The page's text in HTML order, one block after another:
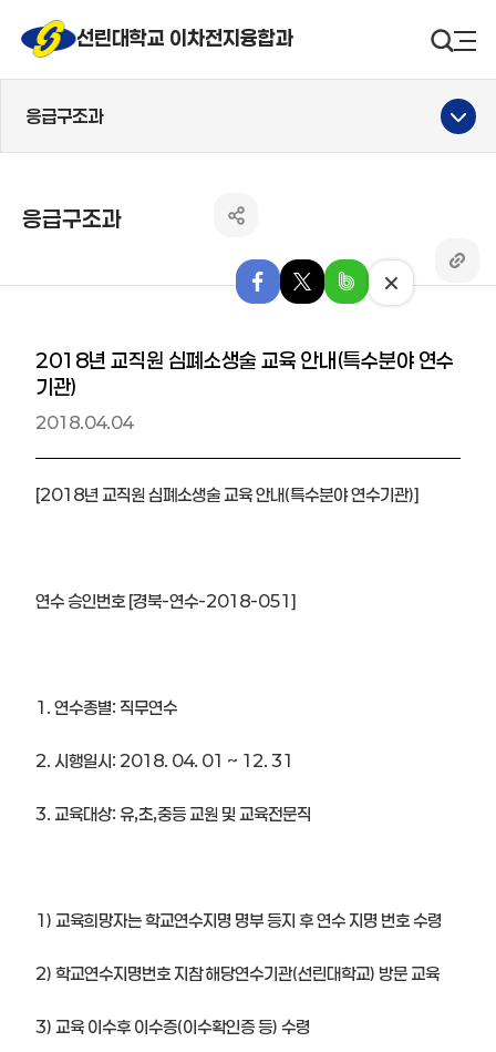
선린대 로고선린대학교 이차전지융합과 검색사
응급구조과
응급구조과 공유하기 열기
닫기
페이스북으로 내보내기
엑스로 내보내기
밴드로 내보내기
링크
2018년 교직원 심폐소생술 교육 안내(특수분야 연수
기관)
2018.04.04
[2018년 교직원 심폐소생술 교육 안내(특수분야 연수기관)]
연수 승인번호 [경북-연수-2018-051]
1. 연수종별: 직무연수
2. 시행일시: 2018. 04. 01 ~ 12. 31
3. 교육대상: 유,초,중등 교원 및 교육전문직
1) 교육희망자는 학교연수지명 명부 등지 후 연수 지명 번호 수령
2) 학교연수지명번호 지참 해당연수기관(선린대학교) 방문 교육
3) 교육 이수후 이수증(이수확인증 등) 수령